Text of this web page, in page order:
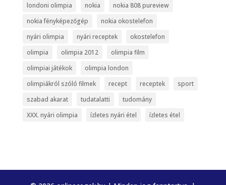
londoni olimpia
nokia
nokia 808 pureview
nokia fényképezőgép
nokia okostelefon
nyári olimpia
nyári receptek
okostelefon
olimpia
olimpia 2012
olimpia film
olimpiai játékok
olimpia london
olimpiákról szóló filmek
recept receptek
sport
szabad akarat
tudatalatti
tudomány
XXX. nyári olimpia
ízletes nyári étel ízletes étel